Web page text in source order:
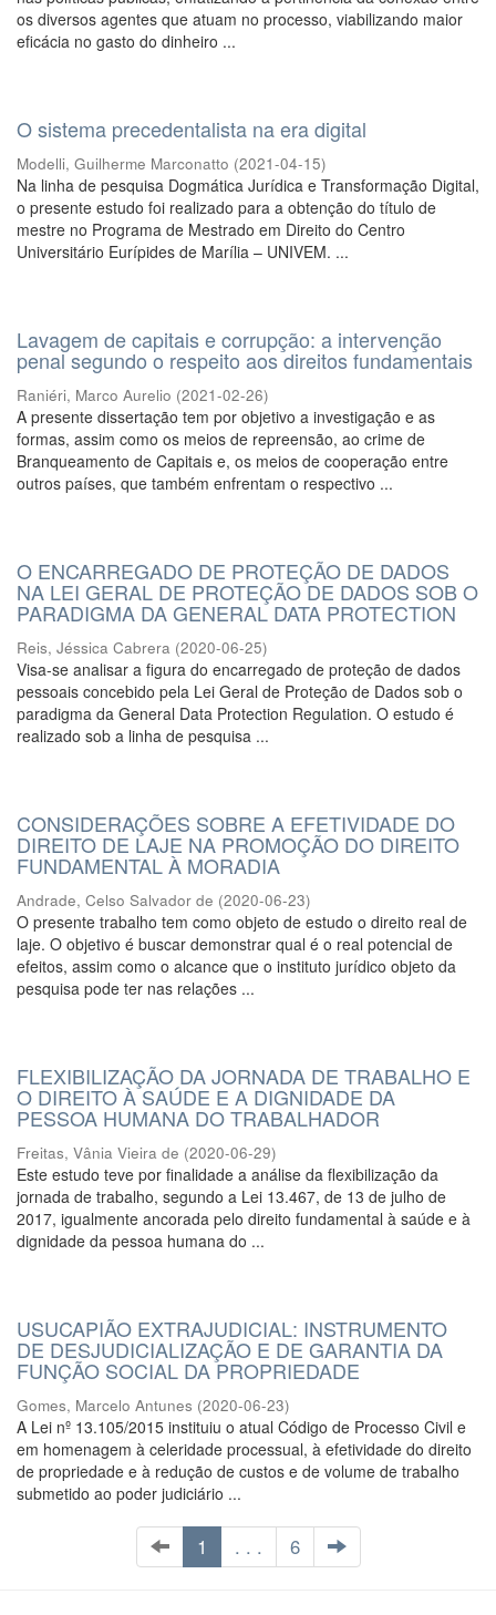
os diversos agentes que atuam no processo, viabilizando maior
eficácia no gasto do dinheiro ...
O sistema precedentalista na era digital
Modelli, Guilherme Marconatto (2021-04-15)
Na linha de pesquisa Dogmática Jurídica e Transformação Digital,
o presente estudo foi realizado para a obtenção do título de
mestre no Programa de Mestrado em Direito do Centro
Universitário Eurípides de Marília – UNIVEM. ...
Lavagem de capitais e corrupção: a intervenção
penal segundo o respeito aos direitos fundamentais
Raniéri, Marco Aurelio (2021-02-26)
A presente dissertação tem por objetivo a investigação e as
formas, assim como os meios de repreensão, ao crime de
Branqueamento de Capitais e, os meios de cooperação entre
outros países, que também enfrentam o respectivo ...
O ENCARREGADO DE PROTEÇÃO DE DADOS
NA LEI GERAL DE PROTEÇÃO DE DADOS SOB O
PARADIGMA DA GENERAL DATA PROTECTION
Reis, Jéssica Cabrera (2020-06-25)
Visa-se analisar a figura do encarregado de proteção de dados
pessoais concebido pela Lei Geral de Proteção de Dados sob o
paradigma da General Data Protection Regulation. O estudo é
realizado sob a linha de pesquisa ...
CONSIDERAÇÕES SOBRE A EFETIVIDADE DO
DIREITO DE LAJE NA PROMOÇÃO DO DIREITO
FUNDAMENTAL À MORADIA
Andrade, Celso Salvador de (2020-06-23)
O presente trabalho tem como objeto de estudo o direito real de
laje. O objetivo é buscar demonstrar qual é o real potencial de
efeitos, assim como o alcance que o instituto jurídico objeto da
pesquisa pode ter nas relações ...
FLEXIBILIZAÇÃO DA JORNADA DE TRABALHO E
O DIREITO À SAÚDE E A DIGNIDADE DA
PESSOA HUMANA DO TRABALHADOR
Freitas, Vânia Vieira de (2020-06-29)
Este estudo teve por finalidade a análise da flexibilização da
jornada de trabalho, segundo a Lei 13.467, de 13 de julho de
2017, igualmente ancorada pelo direito fundamental à saúde e à
dignidade da pessoa humana do ...
USUCAPIÃO EXTRAJUDICIAL: INSTRUMENTO
DE DESJUDICIALIZAÇÃO E DE GARANTIA DA
FUNÇÃO SOCIAL DA PROPRIEDADE
Gomes, Marcelo Antunes (2020-06-23)
A Lei nº 13.105/2015 instituiu o atual Código de Processo Civil e
em homenagem à celeridade processual, à efetividade do direito
de propriedade e à redução de custos e de volume de trabalho
submetido ao poder judiciário ...
1 . . . 6